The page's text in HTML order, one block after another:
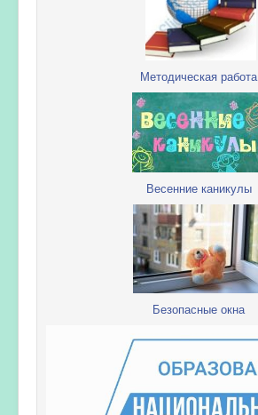
Методическая работа
Весенние каникулы
Безопасные окна